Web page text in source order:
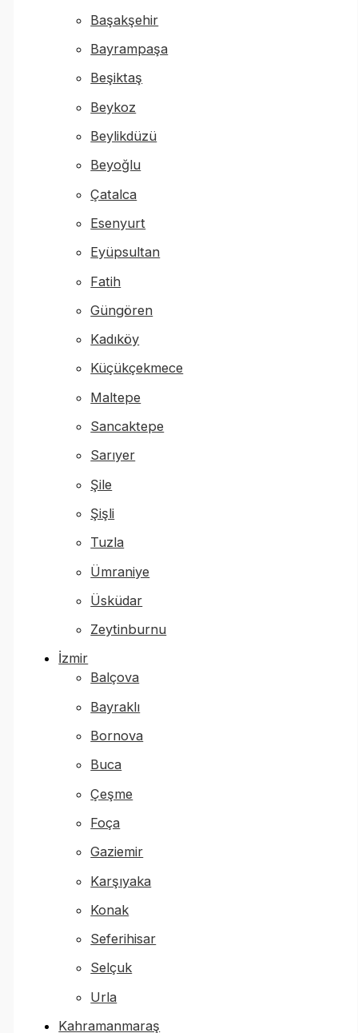
Başakşehir
Bayrampaşa
Beşiktaş
Beykoz
Beylikdüzü
Beyoğlu
Çatalca
Esenyurt
Eyüpsultan
Fatih
Güngören
Kadıköy
Küçükçekmece
Maltepe
Sancaktepe
Sarıyer
Şile
Şişli
Tuzla
Ümraniye
Üsküdar
Zeytinburnu
İzmir
Balçova
Bayraklı
Bornova
Buca
Çeşme
Foça
Gaziemir
Karşıyaka
Konak
Seferihisar
Selçuk
Urla
Kahramanmaraş